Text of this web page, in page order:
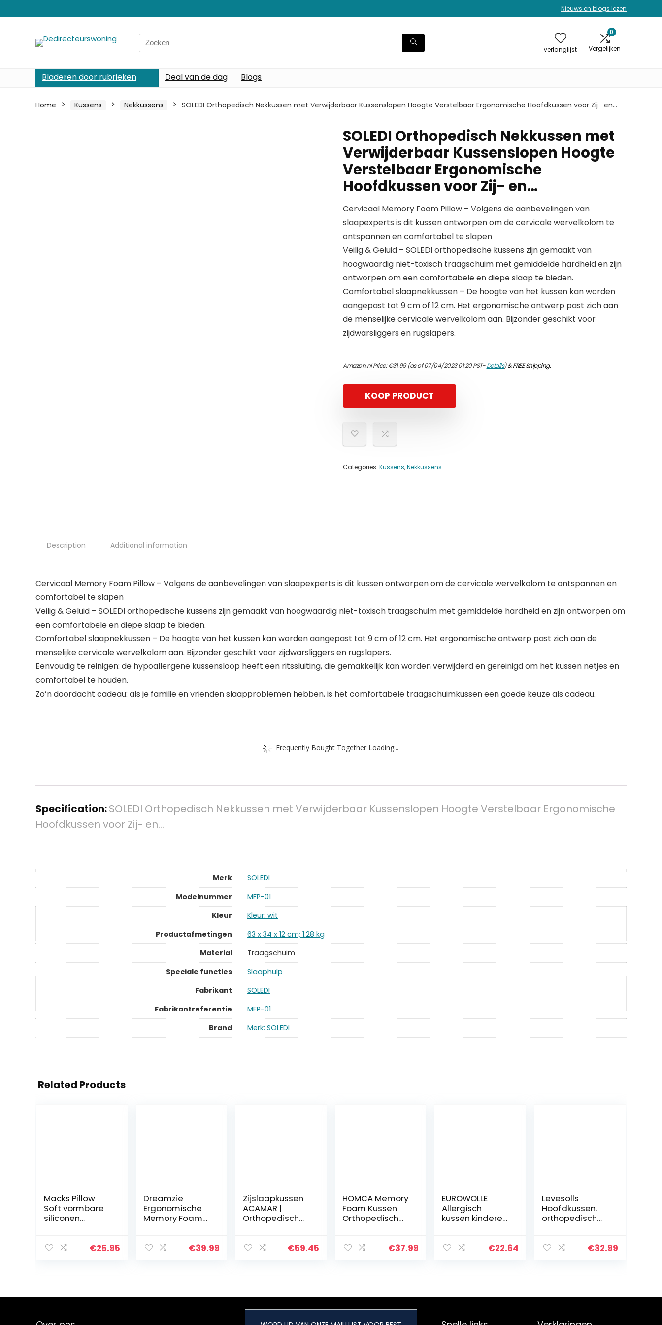
Nieuws en blogs lezen
Search
for:
verlanglijst
0
Vergelijken
Bladeren door rubrieken Deal van de dag Blogs
Home Kussens Nekkussens SOLEDI Orthopedisch Nekkussen met Verwijderbaar Kussenslopen Hoogte Verstelbaar Ergonomische Hoofdkussen voor Zij- en…
SOLEDI Orthopedisch Nekkussen met
Verwijderbaar Kussenslopen Hoogte
Verstelbaar Ergonomische
Hoofdkussen voor Zij- en…
Cervicaal Memory Foam Pillow – Volgens de aanbevelingen van
slaapexperts is dit kussen ontworpen om de cervicale wervelkolom te
ontspannen en comfortabel te slapen
Veilig & Geluid – SOLEDI orthopedische kussens zijn gemaakt van
hoogwaardig niet-toxisch traagschuim met gemiddelde hardheid en zijn
ontworpen om een comfortabele en diepe slaap te bieden.
Comfortabel slaapnekkussen – De hoogte van het kussen kan worden
aangepast tot 9 cm of 12 cm. Het ergonomische ontwerp past zich aan
de menselijke cervicale wervelkolom aan. Bijzonder geschikt voor
zijdwarsliggers en rugslapers.
Amazon.nl Price:€31.99(as of 07/04/2023 01:20 PST-Details)&FREE Shipping.
KOOP PRODUCT
Categories: Kussens,Nekkussens
Description Additional information
Cervicaal Memory Foam Pillow – Volgens de aanbevelingen van slaapexperts is dit kussen ontworpen om de cervicale wervelkolom te ontspannen en
comfortabel te slapen
Veilig & Geluid – SOLEDI orthopedische kussens zijn gemaakt van hoogwaardig niet-toxisch traagschuim met gemiddelde hardheid en zijn ontworpen om
een comfortabele en diepe slaap te bieden.
Comfortabel slaapnekkussen – De hoogte van het kussen kan worden aangepast tot 9 cm of 12 cm. Het ergonomische ontwerp past zich aan de
menselijke cervicale wervelkolom aan. Bijzonder geschikt voor zijdwarsliggers en rugslapers.
Eenvoudig te reinigen: de hypoallergene kussensloop heeft een ritssluiting, die gemakkelijk kan worden verwijderd en gereinigd om het kussen netjes en
comfortabel te houden.
Zo’n doordacht cadeau: als je familie en vrienden slaapproblemen hebben, is het comfortabele traagschuimkussen een goede keuze als cadeau.
Frequently Bought Together Loading...
Specification:SOLEDI Orthopedisch Nekkussen met Verwijderbaar Kussenslopen Hoogte Verstelbaar Ergonomische
Hoofdkussen voor Zij- en…
Merk
‎SOLEDI
Modelnummer
‎MFP-01
Kleur
‎Kleur: wit
Productafmetingen
‎63 x 34 x 12 cm; 1.28 kg
Material
‎Traagschuim
Speciale functies
‎Slaaphulp
Fabrikant
‎SOLEDI
Fabrikantreferentie
‎MFP-01
Brand
Merk: SOLEDI
Related Products
Macks Pillow
Soft vormbare
siliconen
paar)
€25.95
Dreamzie
Ergonomische
Memory Foam
Pillow (60 x 40
€39.99
Zijslaapkussen
ACAMAR |
Orthopedisch
Memory Foam |
€59.45
HOMCA Memory
Foam Kussen
Orthopedisch
Traagschuim
€37.99
EUROWOLLE
Allergisch
kussen kinderen
Comfortabel
€22.64
Levesolls
Hoofdkussen,
orthopedisch
hoofdkussen
€32.99